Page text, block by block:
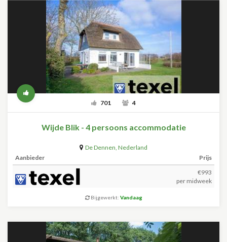
701 4
Wijde Blik - 4 persoons accommodatie
De Dennen, Nederland
Aanbieder
Prijs
€993
per midweek
Bijgewerkt: Vandaag